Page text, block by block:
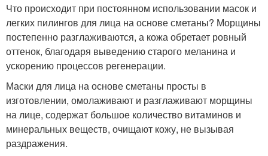
Что происходит при постоянном использовании масок и
легких пилингов для лица на основе сметаны? Морщины
постепенно разглаживаются, а кожа обретает ровный
оттенок, благодаря выведению старого меланина и
ускорению процессов регенерации.
Маски для лица на основе сметаны просты в
изготовлении, омолаживают и разглаживают морщины
на лице, содержат большое количество витаминов и
минеральных веществ, очищают кожу, не вызывая
раздражения.